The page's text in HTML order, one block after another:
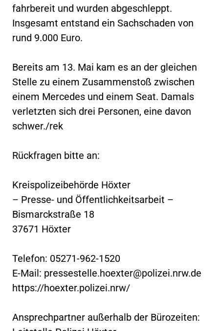
fahrbereit und wurden abgeschleppt.
Insgesamt entstand ein Sachschaden von
rund 9.000 Euro.
Bereits am 13. Mai kam es an der gleichen
Stelle zu einem Zusammenstoß zwischen
einem Mercedes und einem Seat. Damals
verletzten sich drei Personen, eine davon
schwer./rek
Rückfragen bitte an:
Kreispolizeibehörde Höxter
– Presse- und Öffentlichkeitsarbeit –
Bismarckstraße 18
37671 Höxter
Telefon: 05271-962-1520
E-Mail: pressestelle.hoexter@polizei.nrw.de
https://hoexter.polizei.nrw/
Ansprechpartner außerhalb der Bürozeiten: